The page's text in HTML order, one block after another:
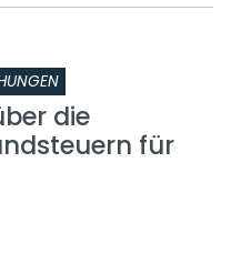
die
für